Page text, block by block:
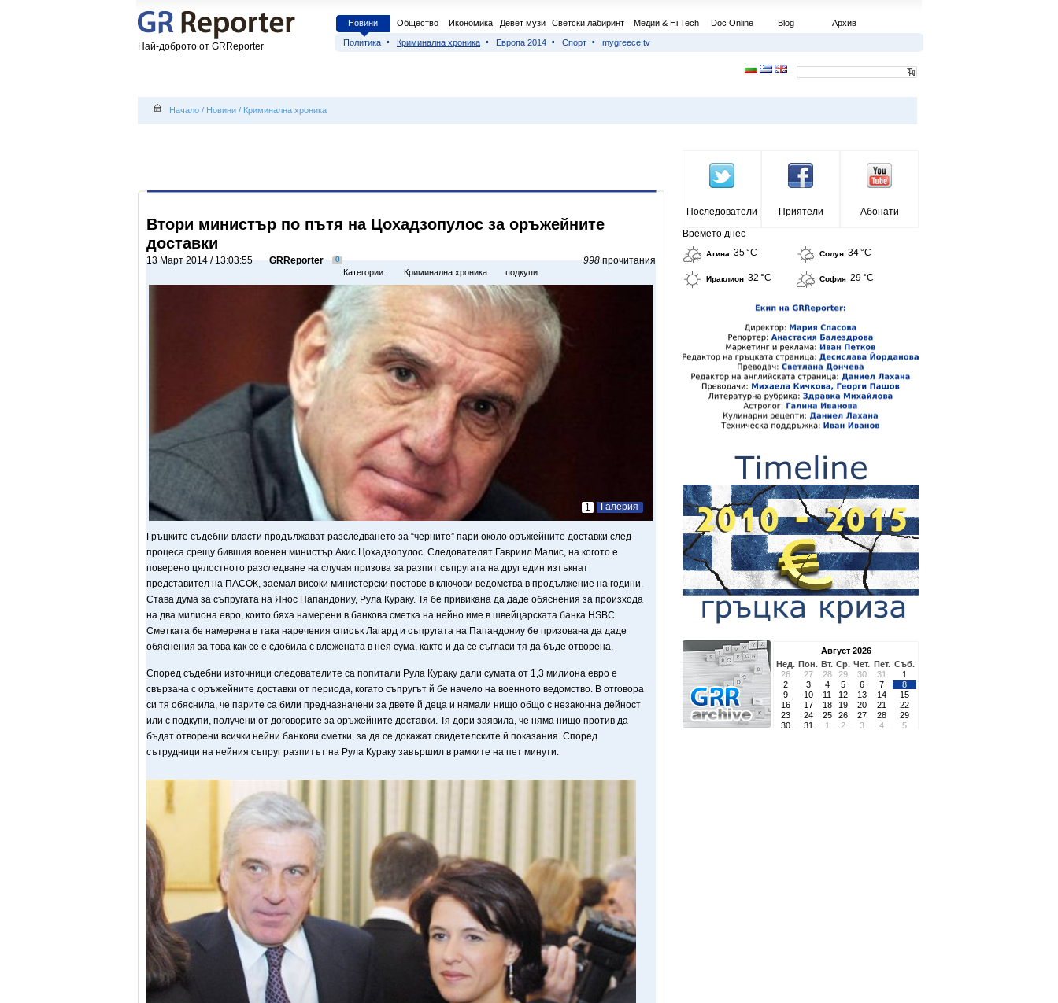
Най-доброто от GRReporter
Новини Общество Икономика Девет музи Светски лабиринт Медии & Hi Tech Doc Online Blog Архив
Политика Криминална хроника Европа 2014 Спорт mygreece.tv
Начало / Новини / Криминална хроника
Втори министър по пътя на Цохадзопулос за оръжейните
доставки
13 Март 2014 / 13:03:55 GRReporter 0 998 прочитания
Галерия
1
Гръцките съдебни власти продължават разследването за “черните” пари около оръжейните доставки след
процеса срещу бившия военен министър Акис Цохадзопулос. Следователят Гавриил Малис, на когото е
поверено цялостното разследване на случая призова за разпит съпругата на друг един изтъкнат
представител на ПАСОК, заемал високи министерски постове в ключови ведомства в продължение на години.
Става дума за съпругата на Янос Папандониу, Рула Кураку. Тя бе привикана да даде обяснения за произхода
на два милиона евро, които бяха намерени в банкова сметка на нейно име в швейцарската банка HSBC.
Сметката бе намерена в така наречения списък Лагард и съпругата на Папандониу бе призована да даде
обяснения за това как се е сдобила с вложената в нея сума, както и да се съгласи тя да бъде отворена.
Според съдебни източници следователите са попитали Рула Кураку дали сумата от 1,3 милиона евро е
свързана с оръжейните доставки от периода, когато съпругът й бе начело на военното ведомство. В отговора
си тя обяснила, че парите са били предназначени за двете й деца и нямали нищо общо с незаконна дейност
или с подкупи, получени от договорите за оръжейните доставки. Тя дори заявила, че няма нищо против да
бъдат отворени всички нейни банкови сметки, за да се докажат свидетелските й показания. Според
сътрудници на нейния съпруг разпитът на Рула Кураку завършил в рамките на пет минути.
Категории: Криминална хроника подкупи
Последователи Приятели
Абонати
Времето днес
Атина 35 °C Солун 34 °C
Ираклион 32 °C София 29 °C
Август 2026
Нед. Пон. Вт. Ср. Чет. Пет. Съб.
26
27 28 29 30 31
1
2
3 4 5 6 7
8
9
10 11 12 13 14
15
16
17 18 19 20 21
22
23
24 25 26 27 28
29
30
31 1 2 3 4 5